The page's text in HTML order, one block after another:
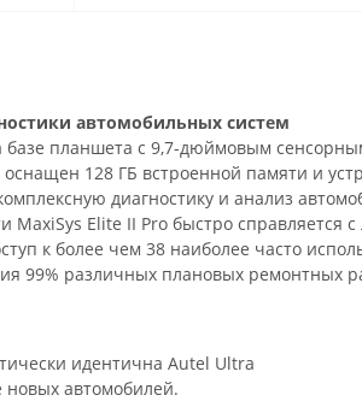
автомобильных систем
базе планшета с 9,7-дюймовым
128 ГБ встроенной памяти и
диагностику и анализ
Elite II Pro быстро
к более чем 38 наиболее часто
99% различных плановых ремонтных
идентична Autel Ultra
новых автомобилей.